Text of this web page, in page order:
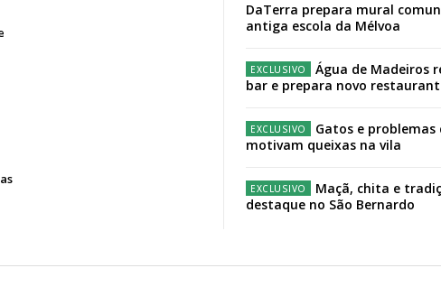
DaTerra prepara mural
antiga escola da Mélvoa
Água de Madeiros
bar e prepara novo
Gatos e problemas
motivam queixas na vila
Maçã, chita e
destaque no São Bernardo